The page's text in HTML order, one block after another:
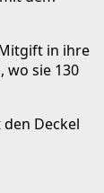
in ihre
wo sie 130
Deckel